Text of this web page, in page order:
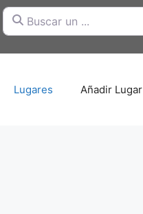
Buscar un ...
Lugares Añadir Lugar